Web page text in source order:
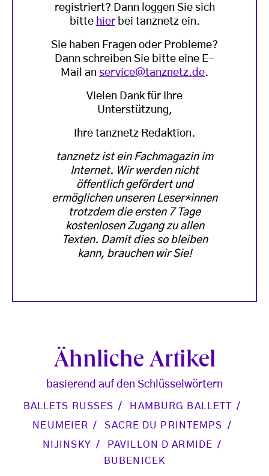
registriert? Dann loggen Sie sich
bitte hierbei tanznetz ein.
Sie haben Fragen oder Probleme?
Dann schreiben Sie bitte eine E-
Mail an service@tanznetz.de.
Vielen Dank für Ihre
Unterstützung,
Ihre tanznetz Redaktion.
tanznetz ist ein Fachmagazin im
Internet. Wir werden nicht
öffentlich gefördert und
ermöglichen unseren Leser*innen
trotzdem die ersten 7 Tage
kostenlosen Zugang zu allen
Texten. Damit dies so bleiben
kann, brauchen wir Sie!
Ähnliche Artikel
basierend auf den Schlüsselwörtern
BALLETS RUSSES
HAMBURG BALLETT
NEUMEIER
SACRE DU PRINTEMPS
NIJINSKY
PAVILLON D ARMIDE
BUBENICEK